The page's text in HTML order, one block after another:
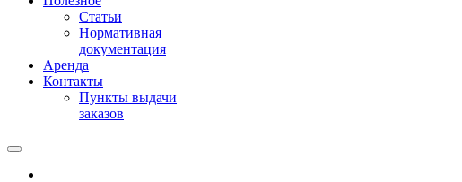
Статьи
Нормативная
документация
Аренда
Контакты
Пункты выдачи
заказов